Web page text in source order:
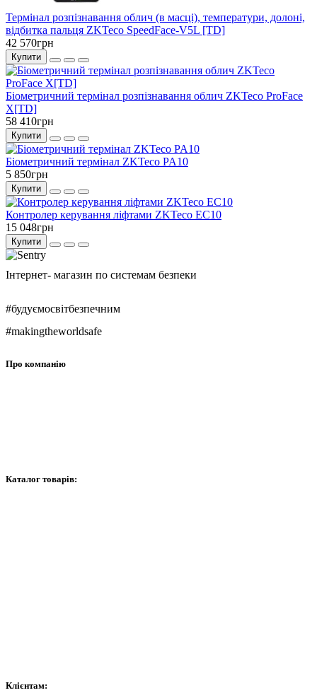
Термінал розпізнавання облич (в масці), температури, долоні,
відбитка пальця ZKTeco SpeedFace-V5L [TD]
42 570грн
Купити
Біометричний термінал розпізнавання облич ZKTeco ProFace
X[TD]
58 410грн
Купити
Біометричний термінал ZKTeco PA10
5 850грн
Купити
Контролер керування ліфтами ZKTeco EC10
15 048грн
Купити
Інтернет- магазин по системам безпеки
#будуємосвітбезпечним
#makingtheworldsafe
Про компанію
Каталог товарів:
Клієнтам: